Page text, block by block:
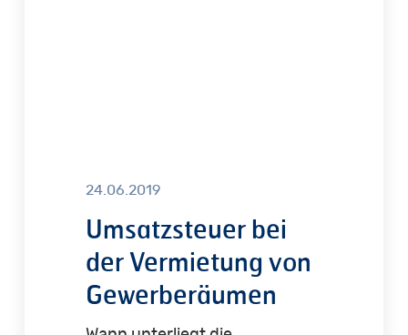
24.06.2019
Umsatzsteuer bei
der Vermietung von
Gewerberäumen